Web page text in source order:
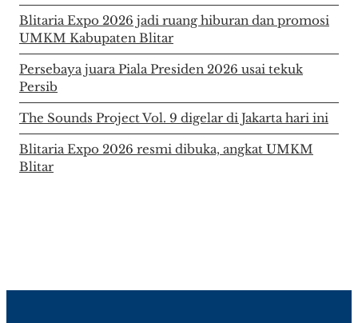
Blitaria Expo 2026 jadi ruang hiburan dan promosi
UMKM Kabupaten Blitar
Persebaya juara Piala Presiden 2026 usai tekuk
Persib
The Sounds Project Vol. 9 digelar di Jakarta hari ini
Blitaria Expo 2026 resmi dibuka, angkat UMKM
Blitar